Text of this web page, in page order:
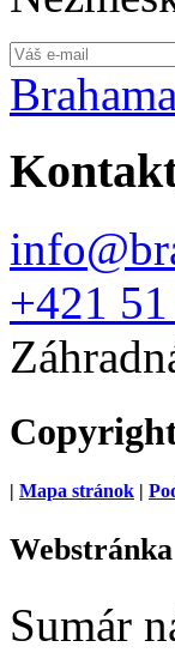
+421
| Mapa stránok |
Sumár